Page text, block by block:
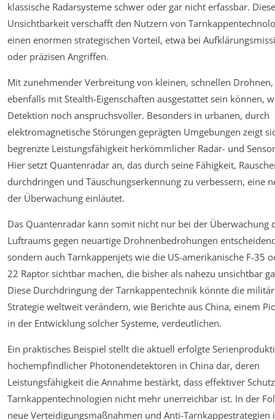
klassische Radarsysteme schwer oder gar nicht erfassbar. Diese
Unsichtbarkeit verschafft den Nutzern von
einen enormen strategischen Vorteil, etwa bei
oder präzisen Angriffen.
Mit zunehmender Verbreitung von kleinen, schnellen
ebenfalls mit Stealth-Eigenschaften ausgestattet sein können,
Detektion noch anspruchsvoller. Besonders in urbanen, durch
elektromagnetische Störungen geprägten Umgebungen zeigt
begrenzte Leistungsfähigkeit herkömmlicher Radar- und
Hier setzt Quantenradar an, das durch seine Fähigkeit,
durchdringen und Täuschungserkennung zu verbessern, eine
der Überwachung einläutet.
Das Quantenradar kann somit nicht nur bei der Überwachung
Luftraums gegen neuartige Drohnenbedrohungen
sondern auch Tarnkappenjets wie die US-amerikanische F-35
22 Raptor sichtbar machen, die bisher als nahezu unsichtbar
Diese Durchdringung der Tarnkappentechnik könnte die
Strategie weltweit verändern, wie Berichte aus China, einem
in der Entwicklung solcher Systeme, verdeutlichen.
Ein praktisches Beispiel stellt die aktuell erfolgte
hochempfindlicher Photonendetektoren in China dar, deren
Leistungsfähigkeit die Annahme bestärkt, dass effektiver
Tarnkappentechnologien nicht mehr unerreichbar ist. In der
neue Verteidigungsmaßnahmen und Anti-Tarnkappestrategien